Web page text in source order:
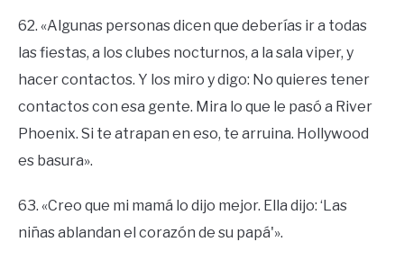
62. «Algunas personas dicen que deberías ir a todas
las fiestas, a los clubes nocturnos, a la sala viper, y
hacer contactos. Y los miro y digo: No quieres tener
contactos con esa gente. Mira lo que le pasó a River
Phoenix. Si te atrapan en eso, te arruina. Hollywood
es basura».
63. «Creo que mi mamá lo dijo mejor. Ella dijo: ‘Las
niñas ablandan el corazón de su papá'».